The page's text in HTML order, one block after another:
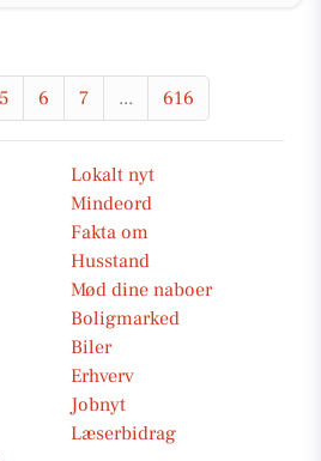
5 6 7 ... 616
Lokalt nyt
Mindeord
Fakta om
Husstand
Mød dine naboer
Boligmarked
Biler
Erhverv
Jobnyt
Læserbidrag